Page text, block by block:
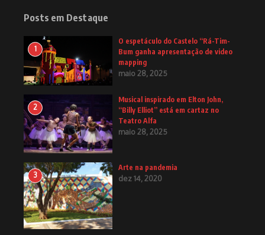
Posts em Destaque
1
O espetáculo do Castelo “Rá-Tim-
Bum ganha apresentação de video
mapping
maio 28, 2025
2
Musical inspirado em Elton John,
“Billy Elliot” está em cartaz no
Teatro Alfa
maio 28, 2025
3
Arte na pandemia
dez 14, 2020